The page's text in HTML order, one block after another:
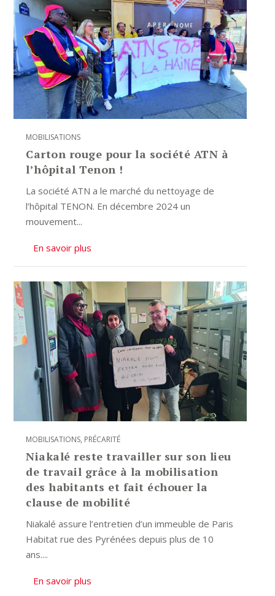
MOBILISATIONS
Carton rouge pour la société ATN à
l’hôpital Tenon !
La société ATN a le marché du nettoyage de
l’hôpital TENON. En décembre 2024 un
mouvement...
En savoir plus
MOBILISATIONS, PRÉCARITÉ
Niakalé reste travailler sur son lieu
de travail grâce à la mobilisation
des habitants et fait échouer la
clause de mobilité
Niakalé assure l’entretien d’un immeuble de Paris
Habitat rue des Pyrénées depuis plus de 10
ans....
En savoir plus